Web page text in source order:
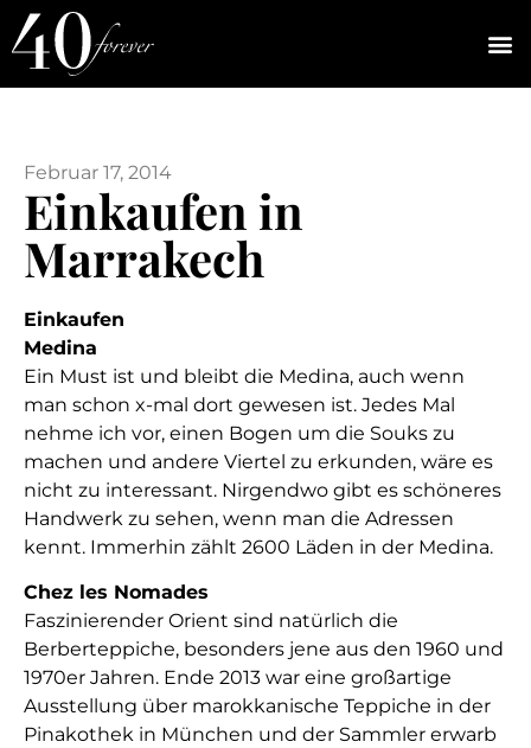
Februar 17, 2014
Einkaufen in
Marrakech
Einkaufen
Medina
Ein Must ist und bleibt die Medina, auch wenn
man schon x-mal dort gewesen ist. Jedes Mal
nehme ich vor, einen Bogen um die Souks zu
machen und andere Viertel zu erkunden, wäre es
nicht zu interessant. Nirgendwo gibt es schöneres
Handwerk zu sehen, wenn man die Adressen
kennt. Immerhin zählt 2600 Läden in der Medina.
Chez les Nomades
Faszinierender Orient sind natürlich die
Berberteppiche, besonders jene aus den 1960 und
1970er Jahren. Ende 2013 war eine großartige
Ausstellung über marokkanische Teppiche in der
Pinakothek in München und der Sammler erwarb